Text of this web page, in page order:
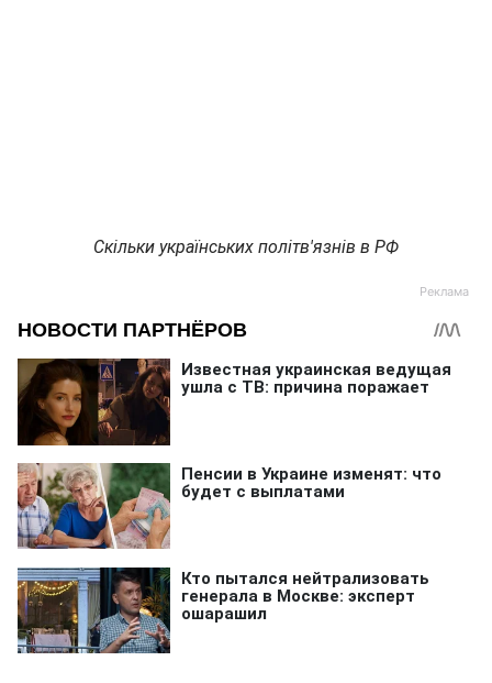
Скільки українських політв'язнів в РФ